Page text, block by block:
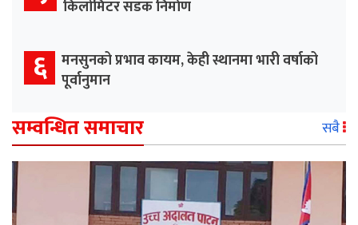
किलोमिटर सडक निर्माण
६ मनसुनको प्रभाव कायम, केही स्थानमा भारी वर्षाको
पूर्वानुमान
सम्वन्धित समाचार सबै